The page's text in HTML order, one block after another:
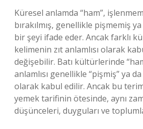
Küresel anlamda “ham”,
bırakılmış, genellikle pişmemiş
bir şeyi ifade eder. Ancak farklı
kelimenin zıt anlamlısı olarak
değişebilir. Batı kültürlerinde
anlamlısı genellikle “pişmiş” ya
olarak kabul edilir. Ancak bu
yemek tarifinin ötesinde, aynı
düşünceleri, duyguları ve